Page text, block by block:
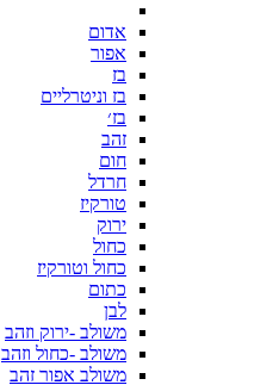
אדום
אפור
בז
בז וניטרליים
בז׳
זהב
חום
חרדל
טורקיז
ירוק
כחול
כחול וטורקיז
כתום
לבן
משולב -ירוק וזהב
משולב -כחול וזהב
משולב אפור זהב